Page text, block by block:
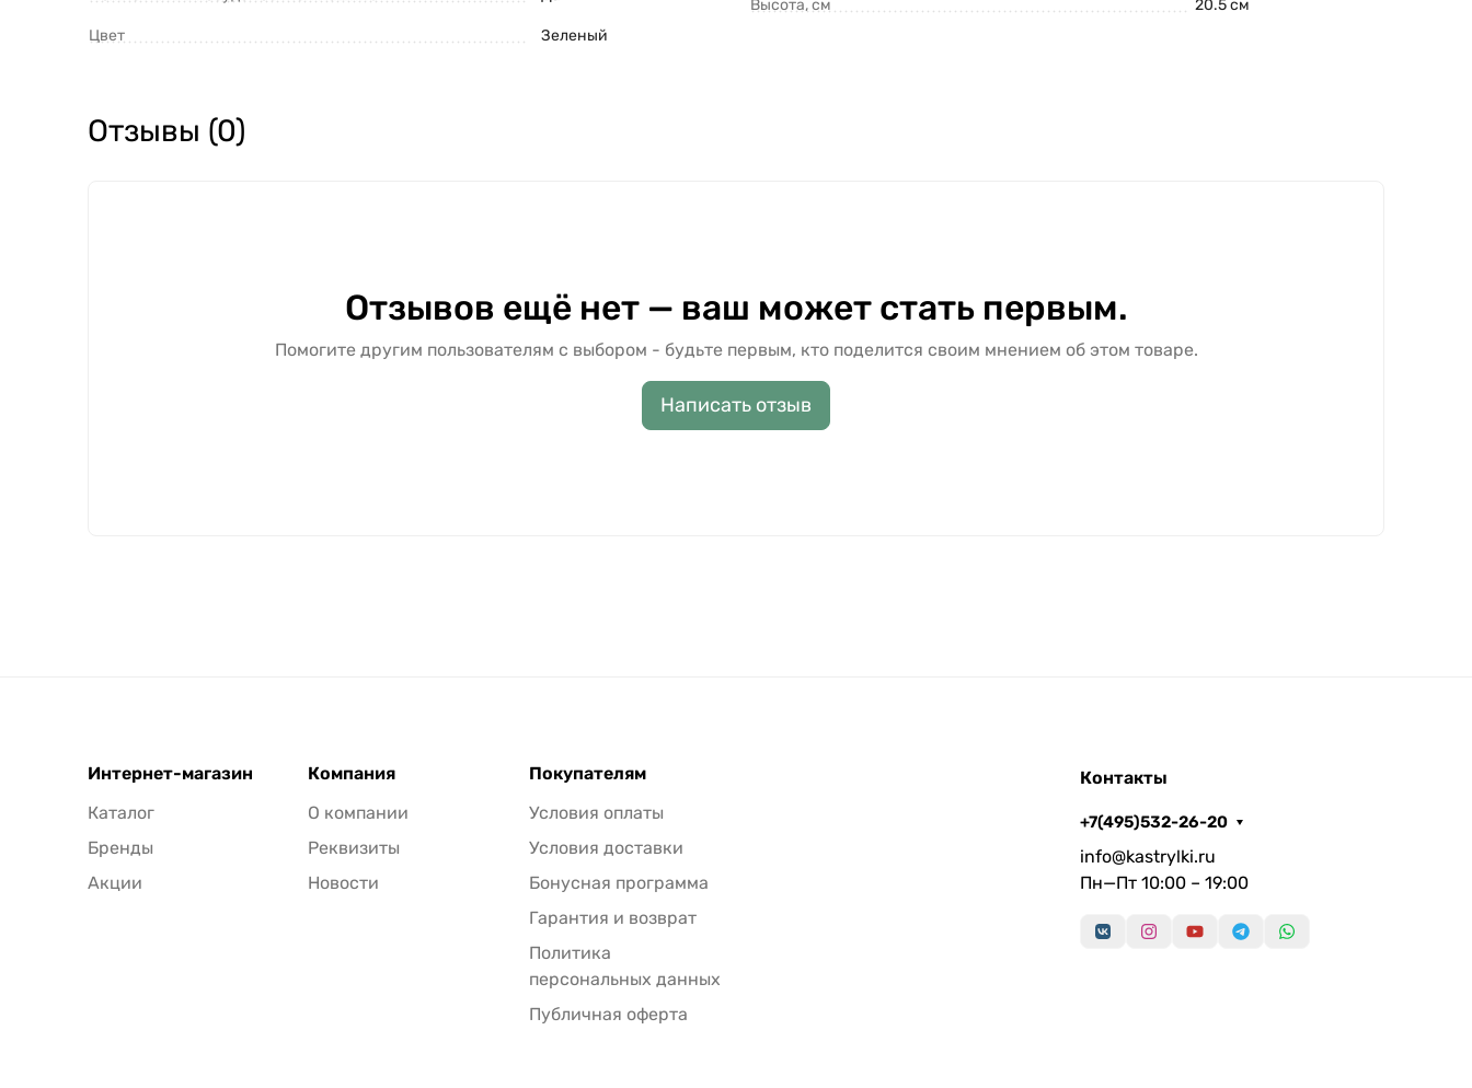
Цвет Зеленый
Высота, см 20.5 см
Отзывы (0)
Отзывов ещё нет — ваш может стать первым.
Помогите другим пользователям с выбором - будьте первым, кто поделится своим мнением об этом товаре.
Написать отзыв
Интернет-магазин
Каталог
Бренды
Акции
Компания
О компании
Реквизиты
Новости
Покупателям
Условия оплаты
Условия доставки
Бонусная программа
Гарантия и возврат
Политика
персональных данных
Публичная оферта
Контакты
+7(495)532-26-20
info@kastrylki.ru
Пн—Пт 10:00 – 19:00